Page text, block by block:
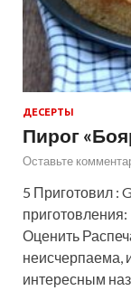
ДЕСЕРТЫ
Пирог
Оставьте
5 Приготовил :
Оценить
неисчерпаема,
интересным